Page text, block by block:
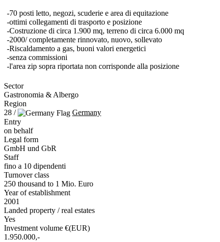
-70 posti letto, negozi, scuderie e area di equitazione
-ottimi collegamenti di trasporto e posizione
-Costruzione di circa 1.900 mq, terreno di circa 6.000 mq
-2000/ completamente rinnovato, nuovo, sollevato
-Riscaldamento a gas, buoni valori energetici
-senza commissioni
-l'area zip sopra riportata non corrisponde alla posizione
Sector
Gastronomia & Albergo
Region
28 /
Germany
Entry
on behalf
Legal form
GmbH und GbR
Staff
fino a 10 dipendenti
Turnover class
250 thousand to 1 Mio. Euro
Year of establishment
2001
Landed property / real estates
Yes
Investment volume €(EUR)
1.950.000,-